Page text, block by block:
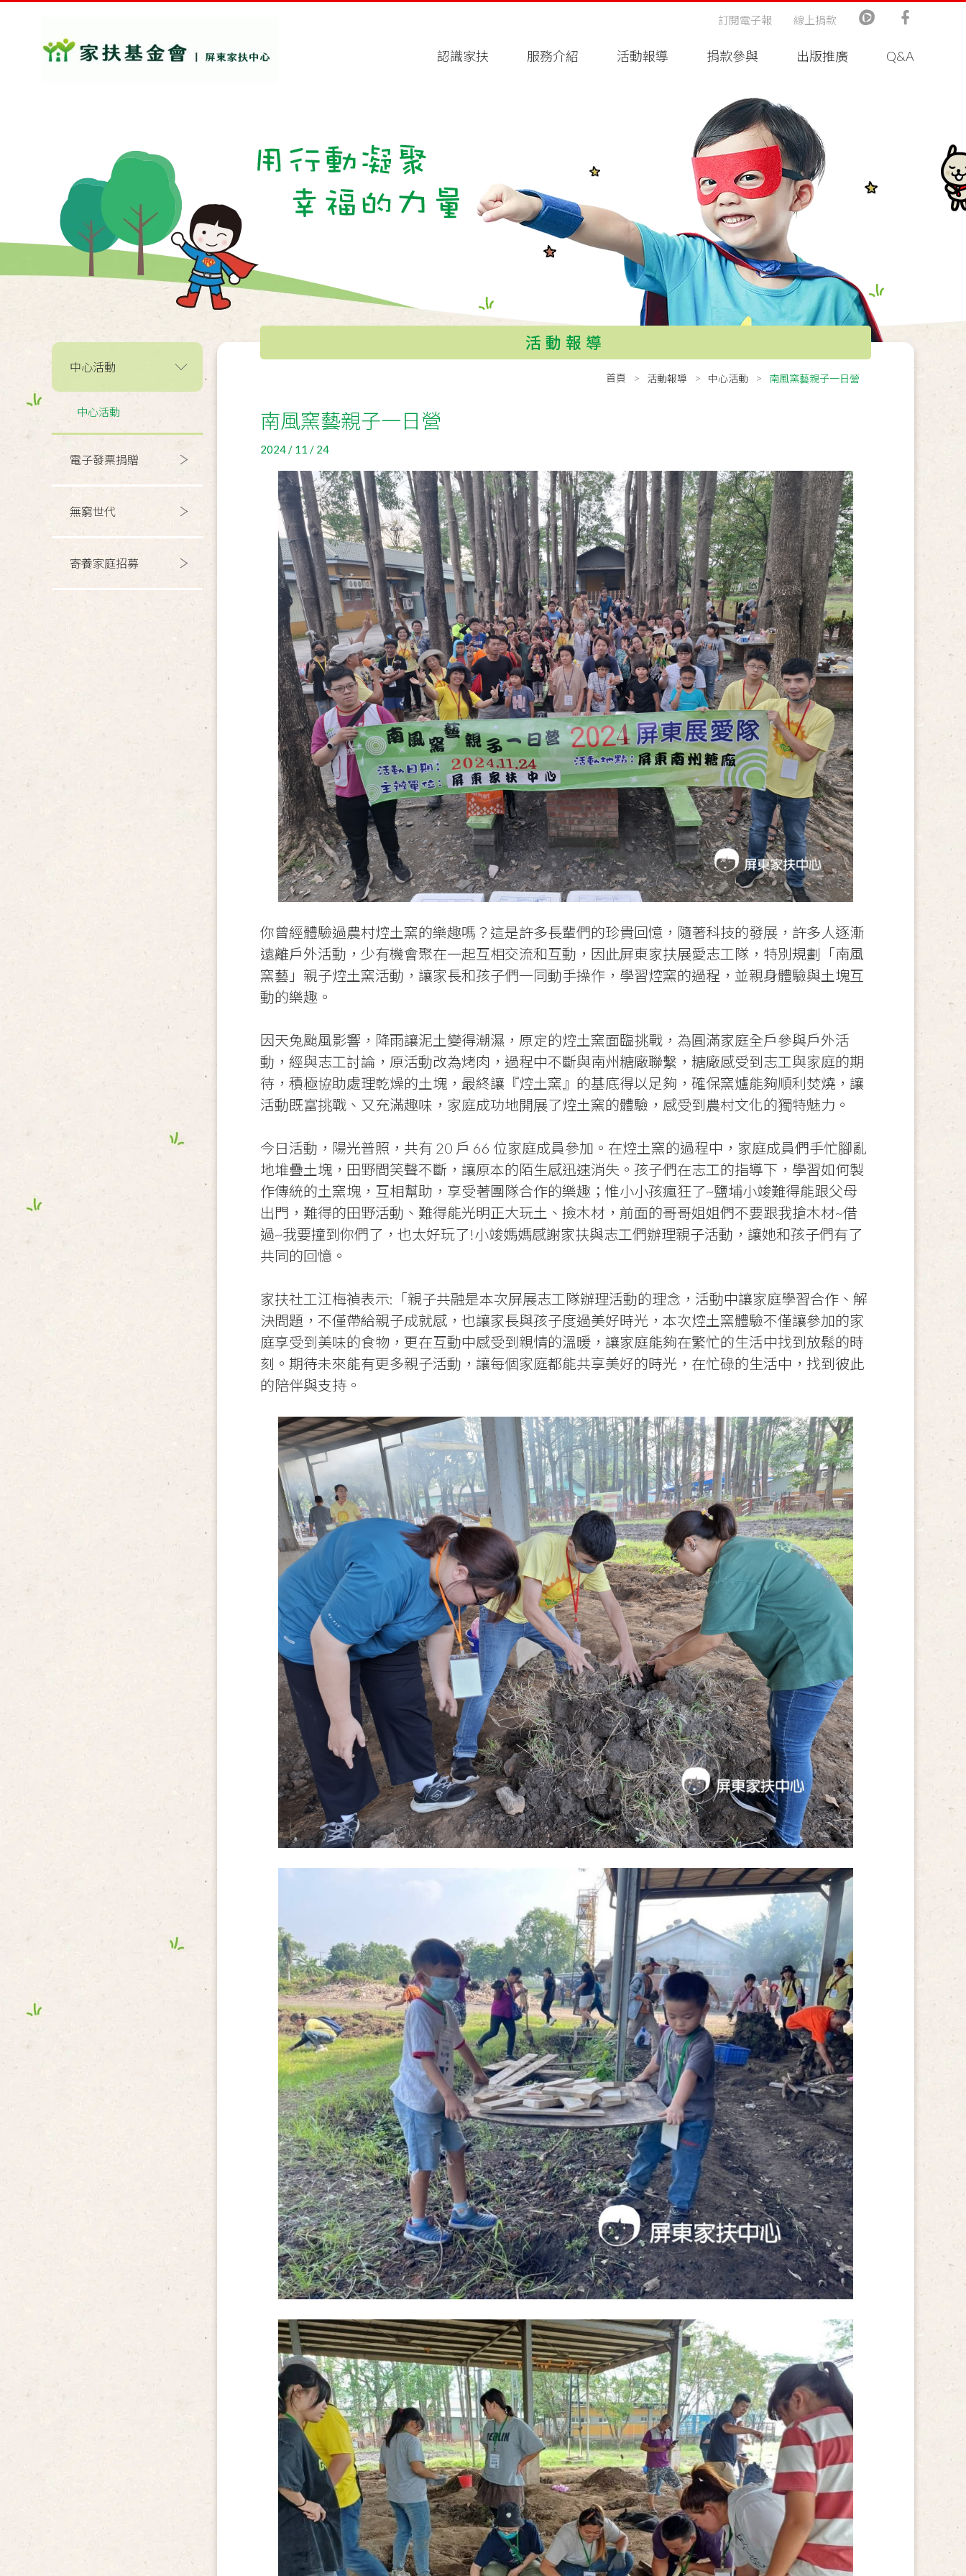
認識家扶 服務介紹 活動報導 捐款參與 出版推廣 Q&A
訂閱電子報 線上捐款
中心活動
中心活動
電子發票捐贈
無窮世代
寄養家庭招募
活動報導
首頁 活動報導 中心活動 南風窯藝親子一日營
南風窯藝親子一日營
2024 / 11 / 24
你曾經體驗過農村焢土窯的樂趣嗎？這是許多長輩們的珍貴回憶，隨著科技的發展，許多人逐漸
遠離戶外活動，少有機會聚在一起互相交流和互動，因此屏東家扶展愛志工隊，特別規劃「南風
窯藝」親子焢土窯活動，讓家長和孩子們一同動手操作，學習焢窯的過程，並親身體驗與土塊互
動的樂趣。
因天兔颱風影響，降雨讓泥土變得潮濕，原定的焢土窯面臨挑戰，為圓滿家庭全戶參與戶外活
動，經與志工討論，原活動改為烤肉，過程中不斷與南州糖廠聯繫，糖廠感受到志工與家庭的期
待，積極協助處理乾燥的土塊，最終讓『焢土窯』的基底得以足夠，確保窯爐能夠順利焚燒，讓
活動既富挑戰、又充滿趣味，家庭成功地開展了焢土窯的體驗，感受到農村文化的獨特魅力。
今日活動，陽光普照，共有 20 戶 66 位家庭成員參加。在焢土窯的過程中，家庭成員們手忙腳亂
地堆疊土塊，田野間笑聲不斷，讓原本的陌生感迅速消失。孩子們在志工的指導下，學習如何製
作傳統的土窯塊，互相幫助，享受著團隊合作的樂趣；惟小小孩瘋狂了~鹽埔小竣難得能跟父母
出門，難得的田野活動、難得能光明正大玩土、撿木材，前面的哥哥姐姐們不要跟我搶木材~借
過~我要撞到你們了，也太好玩了!小竣媽媽感謝家扶與志工們辦理親子活動，讓她和孩子們有了
共同的回憶。
家扶社工江梅禎表示:「親子共融是本次屏展志工隊辦理活動的理念，活動中讓家庭學習合作、解
決問題，不僅帶給親子成就感，也讓家長與孩子度過美好時光，本次焢土窯體驗不僅讓參加的家
庭享受到美味的食物，更在互動中感受到親情的溫暖，讓家庭能夠在繁忙的生活中找到放鬆的時
刻。期待未來能有更多親子活動，讓每個家庭都能共享美好的時光，在忙碌的生活中，找到彼此
的陪伴與支持。